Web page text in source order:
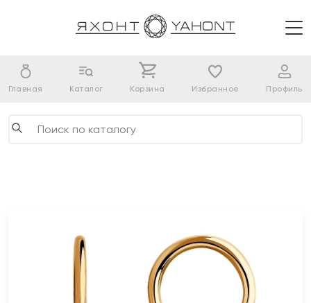
Главная Каталог Корзина Избранное Профиль